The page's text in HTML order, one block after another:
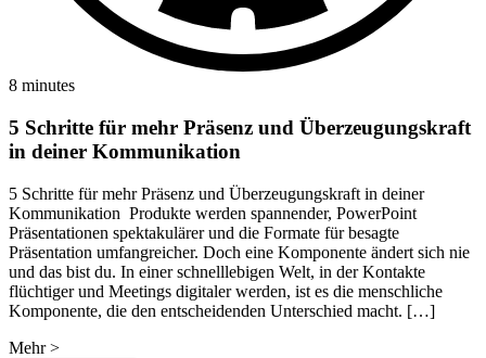
8 minutes
5 Schritte für mehr Präsenz und Überzeugungskraft
in deiner Kommunikation
5 Schritte für mehr Präsenz und Überzeugungskraft in deiner
Kommunikation Produkte werden spannender, PowerPoint
Präsentationen spektakulärer und die Formate für besagte
Präsentation umfangreicher. Doch eine Komponente ändert sich nie
und das bist du. In einer schnelllebigen Welt, in der Kontakte
flüchtiger und Meetings digitaler werden, ist es die menschliche
Komponente, die den entscheidenden Unterschied macht. […]
Mehr>